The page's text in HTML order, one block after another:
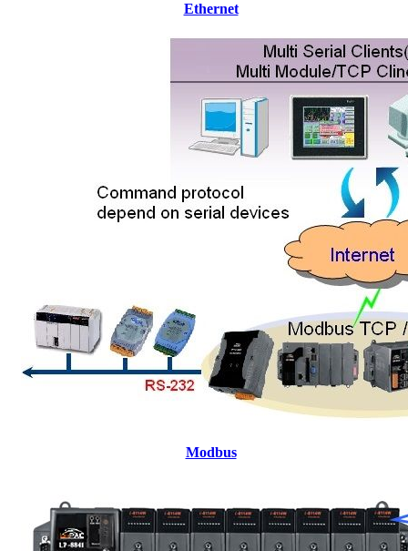
Ethernet
Modbus